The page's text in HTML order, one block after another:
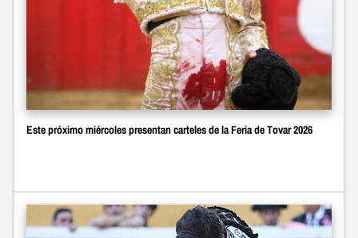
Este próximo miércoles presentan carteles de la Feria de Tovar 2026